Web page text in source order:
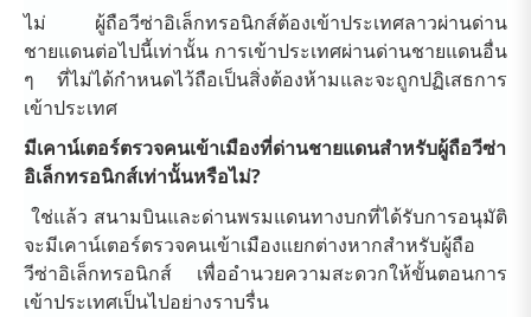
ไม่ ผู้ถือวีซ่าอิเล็กทรอนิกส์ต้องเข้าประเทศลาวผ่านด่าน
ชายแดนต่อไปนี้เท่านั้น การเข้าประเทศผ่านด่านชายแดนอื่น
ๆ ที่ไม่ได้กำหนดไว้ถือเป็นสิ่งต้องห้ามและจะถูกปฏิเสธการ
เข้าประเทศ
มีเคาน์เตอร์ตรวจคนเข้าเมืองที่ด่านชายแดนสำหรับผู้ถือวีซ่า
อิเล็กทรอนิกส์เท่านั้นหรือไม่?
ใช่แล้ว สนามบินและด่านพรมแดนทางบกที่ได้รับการอนุมัติ
จะมีเคาน์เตอร์ตรวจคนเข้าเมืองแยกต่างหากสำหรับผู้ถือ
วีซ่าอิเล็กทรอนิกส์ เพื่ออำนวยความสะดวกให้ขั้นตอนการ
เข้าประเทศเป็นไปอย่างราบรื่น